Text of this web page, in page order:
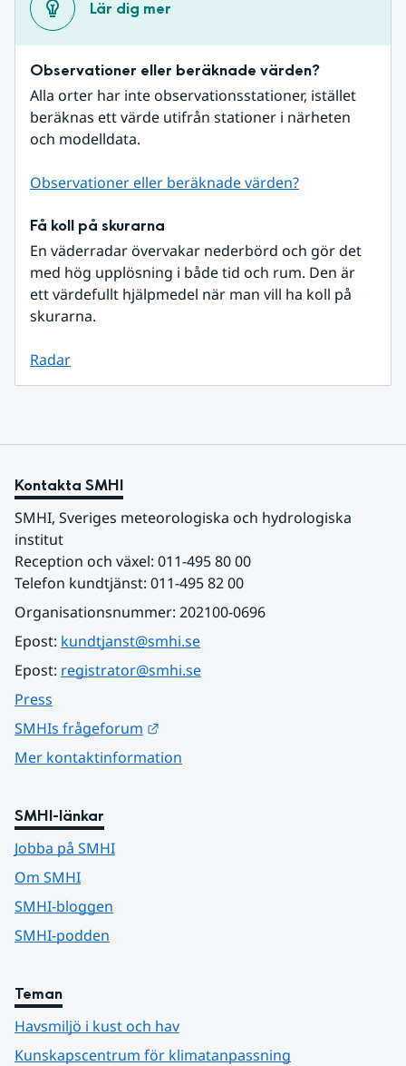
Lär dig mer
Observationer eller beräknade värden?
Alla orter har inte observationsstationer, istället
beräknas ett värde utifrån stationer i närheten
och modelldata.
Observationer eller beräknade värden?
Få koll på skurarna
En väderradar övervakar nederbörd och gör det
med hög upplösning i både tid och rum. Den är
ett värdefullt hjälpmedel när man vill ha koll på
skurarna.
Radar
Kontakta SMHI
SMHI, Sveriges meteorologiska och hydrologiska
institut
Reception och växel: 011-495 80 00
Telefon kundtjänst: 011-495 82 00
Organisationsnummer: 202100-0696
Epost: kundtjanst@smhi.se
Epost: registrator@smhi.se
Press
SMHIs frågeforum
Mer kontaktinformation
SMHI-länkar
Jobba på SMHI
Om SMHI
SMHI-bloggen
SMHI-podden
Teman
Havsmiljö i kust och hav
Kunskapscentrum för klimatanpassning